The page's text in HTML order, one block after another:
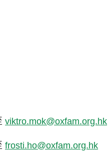
viktro.mok@oxfam.org.hk
frosti.ho@oxfam.org.hk